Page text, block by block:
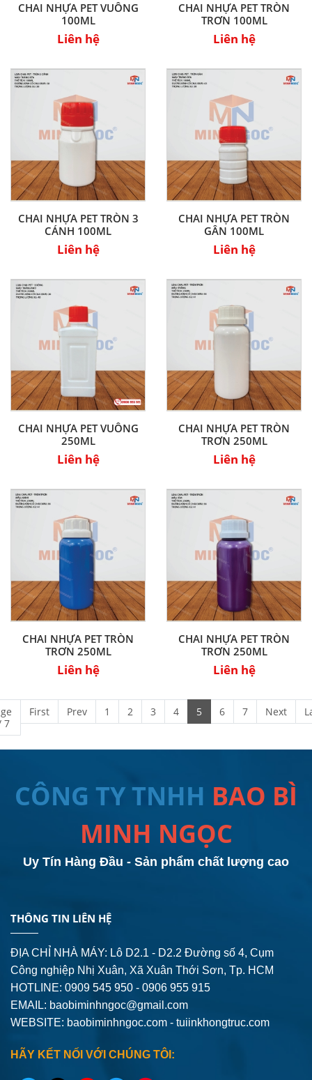
CHAI NHỰA PET VUÔNG
100ML
Liên hệ
CHAI NHỰA PET TRÒN
TRƠN 100ML
Liên hệ
CHAI NHỰA PET TRÒN 3
CÁNH 100ML
Liên hệ
CHAI NHỰA PET TRÒN
GÂN 100ML
Liên hệ
CHAI NHỰA PET VUÔNG
250ML
Liên hệ
CHAI NHỰA PET TRÒN
TRƠN 250ML
Liên hệ
CHAI NHỰA PET TRÒN
TRƠN 250ML
Liên hệ
CHAI NHỰA PET TRÒN
TRƠN 250ML
Liên hệ
7
First Prev 1 2 3 4 5 6 7 Next
CÔNG TY TNHH BAO BÌ
MINH NGỌC
Uy Tín Hàng Đầu - Sản phẩm chất lượng cao
THÔNG TIN LIÊN HỆ
ĐỊA CHỈ NHÀ MÁY: Lô D2.1 - D2.2 Đường số 4, Cụm
Công nghiệp Nhị Xuân, Xã Xuân Thới Sơn, Tp. HCM
HOTLINE: 0909 545 950 - 0906 955 915
EMAIL: baobiminhngoc@gmail.com
WEBSITE: baobiminhngoc.com - tuiinkhongtruc.com
HÃY KẾT NỐI VỚI CHÚNG TÔI: